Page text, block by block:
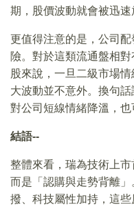
期，股價波動就會被迅速
更值得注意的是，公司
險。對於這類流通盤相
股來說，一旦二級市場
大波動並不意外。換句
對公司短線情緒降溫，也
結語--
整體來看，瑞為技術上市
而是「認購與走勢背離
撥、科技屬性加持，這